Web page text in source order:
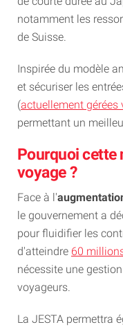
notamment les
de Suisse.
Inspirée du modèle
et sécuriser les
(actuellement gérées
permettant un
Pourquoi cette
voyage ?
Face à l'
le gouvernement a
pour fluidifier les
d'atteindre 60
nécessite une
voyageurs.
La JESTA permettra